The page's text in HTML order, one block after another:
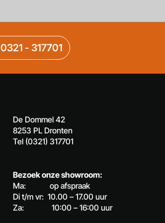
0321 - 317701
De Dommel 42
8253 PL Dronten
Tel (0321) 317701
Bezoek onze showroom:
Ma: op afspraak
Di t/m vr: 10.00 – 17.00 uur
Za: 10:00 – 16:00 uur